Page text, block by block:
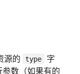
源的 type
字
参数（如果有的